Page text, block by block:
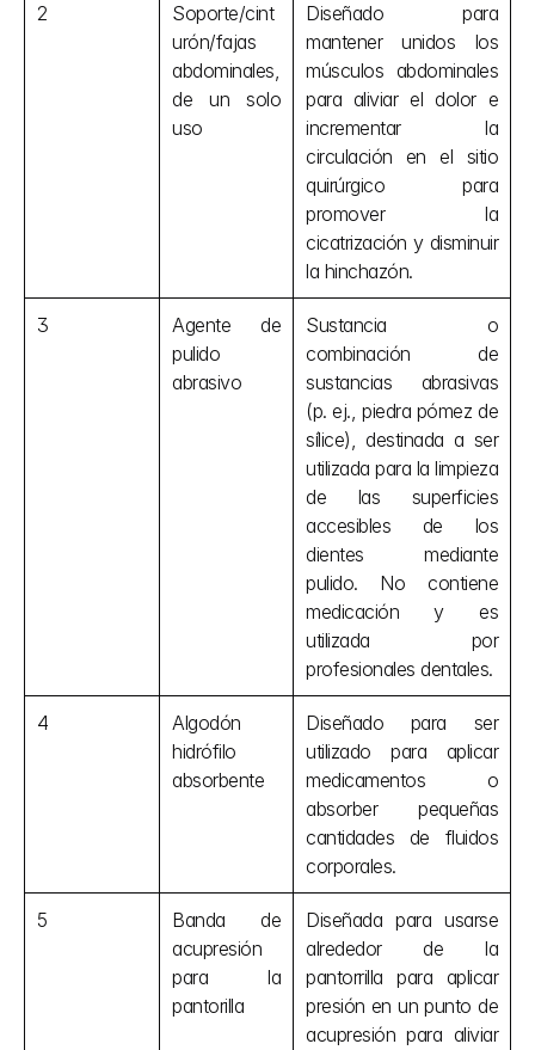
2
Soporte/cint
urón/fajas
abdominales,
de un solo
uso
Diseñado para
mantener unidos los
músculos abdominales
para aliviar el dolor e
incrementar la
circulación en el sitio
quirúrgico para
promover la
cicatrización y disminuir
la hinchazón.
3
Agente de
pulido
abrasivo
Sustancia o
combinación de
sustancias abrasivas
(p. ej., piedra pómez de
sílice), destinada a ser
utilizada para la limpieza
de las superficies
accesibles de los
dientes mediante
pulido. No contiene
medicación y es
utilizada por
profesionales dentales.
4
Algodón
hidrófilo
absorbente
Diseñado para ser
utilizado para aplicar
medicamentos o
absorber pequeñas
cantidades de fluidos
corporales.
5
Banda de
acupresión
para la
pantorilla
Diseñada para usarse
alrededor de la
pantorrilla para aplicar
presión en un punto de
acupresión para aliviar